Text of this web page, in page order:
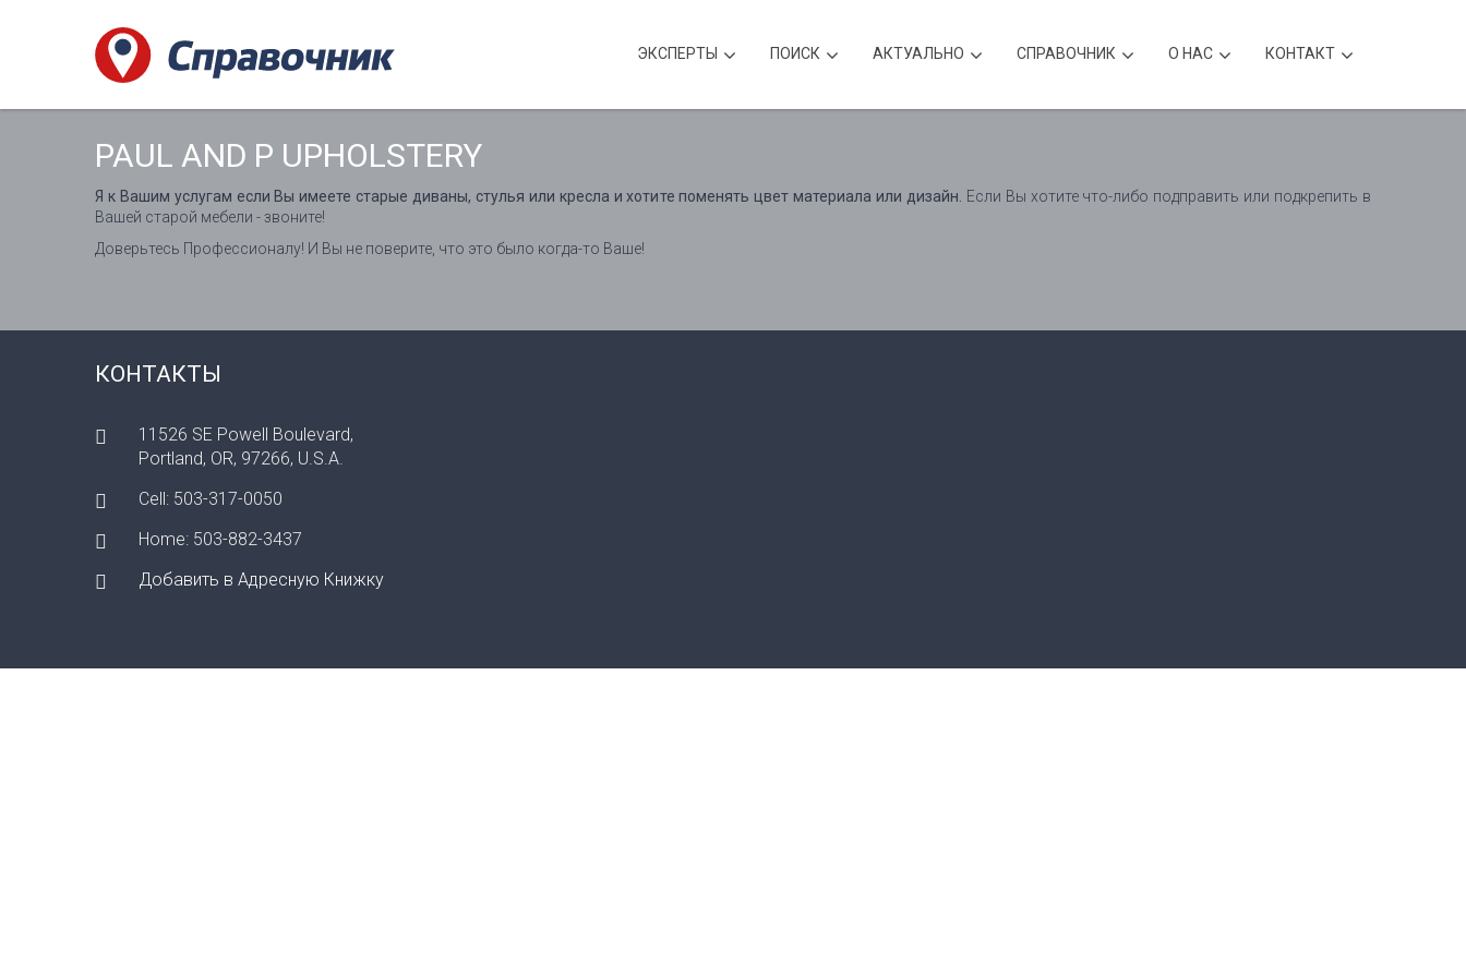
ЭКСПЕРТЫ ПОИСК АКТУАЛЬНО CПРАВОЧНИК О НАС КОНТАКТ
PAUL AND P UPHOLSTERY
Я к Вашим услугам если Вы имеете старые диваны, стулья или кресла и хотите поменять цвет материала или дизайн.
Если Вы хотите что-либо подправить или подкрепить в
Вашей старой мебели - звоните!
Доверьтесь Профессионалу! И Вы не поверите, что это было когда-то Ваше!
КОНТАКТЫ
11526 SE Powell Boulevard,
Portland, OR, 97266, U.S.A.
Сell: 503-317-0050
Home: 503-882-3437
Добавить в Адресную Книжку